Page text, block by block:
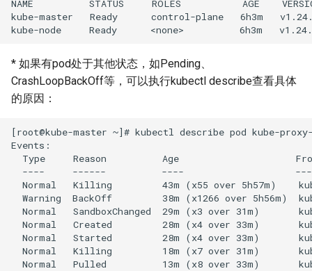
NAME          STATUS     ROLES           AGE
kube-master   Ready      control-plane   6h3m
* 如果有pod处于其他状态，如Pending、
CrashLoopBackOff等，可以执行kubectl describe查看具体
的原因：
[root@kube-master ~]# kubectl describe pod kube-
Events:
Type     Reason          Age
----     ------          ----
Normal   Killing         43m (x55 over 5h57m)
Warning  BackOff         38m (x1266 over 5h56m)
Normal   SandboxChanged  29m (x3 over 31m)
Normal   Created         28m (x4 over 33m)
Normal   Started         28m (x4 over 33m)
Normal   Killing         18m (x7 over 31m)
Normal   Pulled          13m (x8 over 33m)